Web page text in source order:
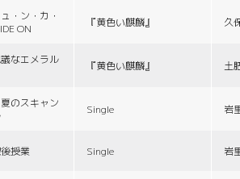
・ン・カ・
ON
『黄色い麒麟』 久
なエメラル
『黄色い麒麟』 土
のスキャン
Single 岩
授業 Single 岩